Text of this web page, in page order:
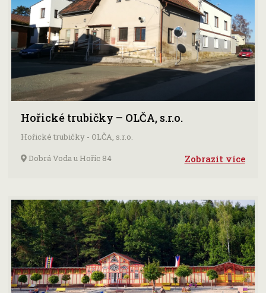
Hořické trubičky – OLČA, s.r.o.
Hořické trubičky - OLČA, s.r.o.
Dobrá Voda u Hořic 84
Zobrazit více